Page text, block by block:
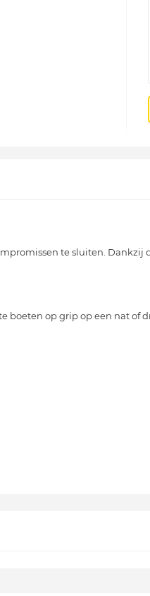
te sluiten. Dankzij
boeten op grip op een nat of